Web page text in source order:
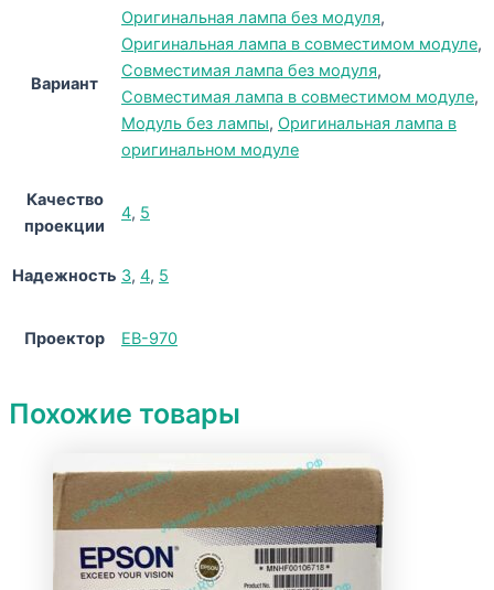
Вариант
Оригинальная лампа без модуля,
Оригинальная лампа в совместимом модуле,
Совместимая лампа без модуля,
Совместимая лампа в совместимом модуле,
Модуль без лампы, Оригинальная лампа в
оригинальном модуле
Качество
проекции
4, 5
Надежность 3, 4, 5
Проектор EB-970
Похожие товары